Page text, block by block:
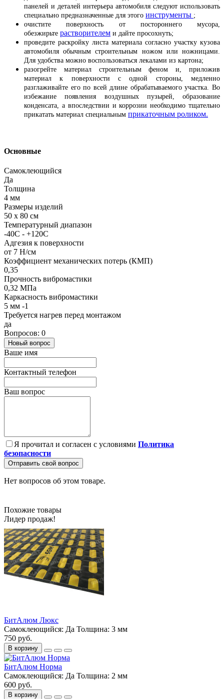
панелей и деталей интерьера автомобиля следуют использовать
специально предназначенные для этого инструменты ;
очистите поверхность от постороннего мусора,
обезжирьте растворителем и дайте просохнуть;
проведите раскройку листа материала согласно участку кузова
автомобиля обычным строительным ножом или ножницами.
Для удобства можно воспользоваться лекалами из картона;
разогрейте материал строительным феном и, приложив
материал к поверхности с одной стороны, медленно
разглаживайте его по всей длине обрабатываемого участка. Во
избежание появления воздушных пузырей, образование
конденсата, а впоследствии и коррозии необходимо тщательно
прикатать материал специальным прикаточным роликом.
Основные
Самоклеющийся
Да
Толщина
4 мм
Размеры изделий
50 х 80 см
Температурный диапазон
-40С - +120С
Адгезия к поверхности
от 7 Н/см
Коэффициент механических потерь (КМП)
0,35
Прочность вибромастики
0,32 МПа
Каркасность вибромастики
5 мм -1
Требуется нагрев перед монтажом
да
Вопросов: 0
Новый вопрос
Ваше имя
Контактный телефон
Ваш вопрос
Я прочитал и согласен с условиями Политика
безопасности
Отправить свой вопрос
Нет вопросов об этом товаре.
Похожие товары
Лидер продаж!
БитАлюм Люкс
Самоклеющийся: Да Толщина: 3 мм
750 руб.
В корзину
БитАлюм Норма
Самоклеющийся: Да Толщина: 2 мм
600 руб.
В корзину